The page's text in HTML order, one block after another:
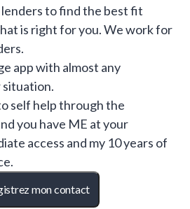
lenders to find the best fit
is right for you. We work for
app with almost any
situation.
self help through the
you have ME at your
access and my 10 years of
mon contact